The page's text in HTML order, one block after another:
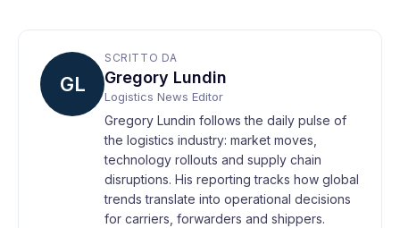
GL
SCRITTO DA
Gregory Lundin
Logistics News Editor
Gregory Lundin follows the daily pulse of
the logistics industry: market moves,
technology rollouts and supply chain
disruptions. His reporting tracks how global
trends translate into operational decisions
for carriers, forwarders and shippers.